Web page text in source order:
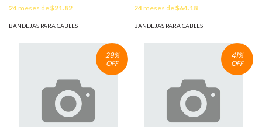
24meses de$21.82
BANDEJAS PARA CABLES
24meses de$64.18
BANDEJAS PARA CABLES
29%
OFF
41%
OFF